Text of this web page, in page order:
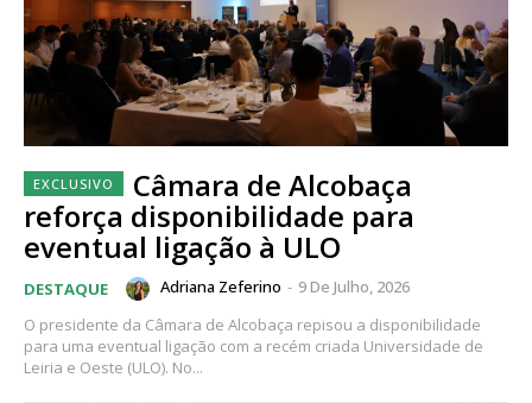
Câmara de Alcobaça
reforça disponibilidade para
eventual ligação à ULO
DESTAQUE Adriana Zeferino - 9 De Julho, 2026
O presidente da Câmara de Alcobaça repisou a disponibilidade
para uma eventual ligação com a recém criada Universidade de
Leiria e Oeste (ULO). No...